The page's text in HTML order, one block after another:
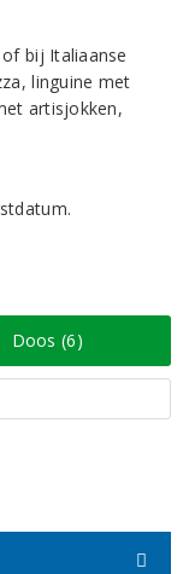
bij Italiaanse
linguine met
artisjokken,
Doos (6)